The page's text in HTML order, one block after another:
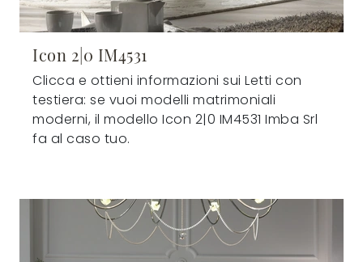
Icon 2|0 IM4531
Clicca e ottieni informazioni sui Letti con
testiera: se vuoi modelli matrimoniali
moderni, il modello Icon 2|0 IM4531 Imba Srl
fa al caso tuo.